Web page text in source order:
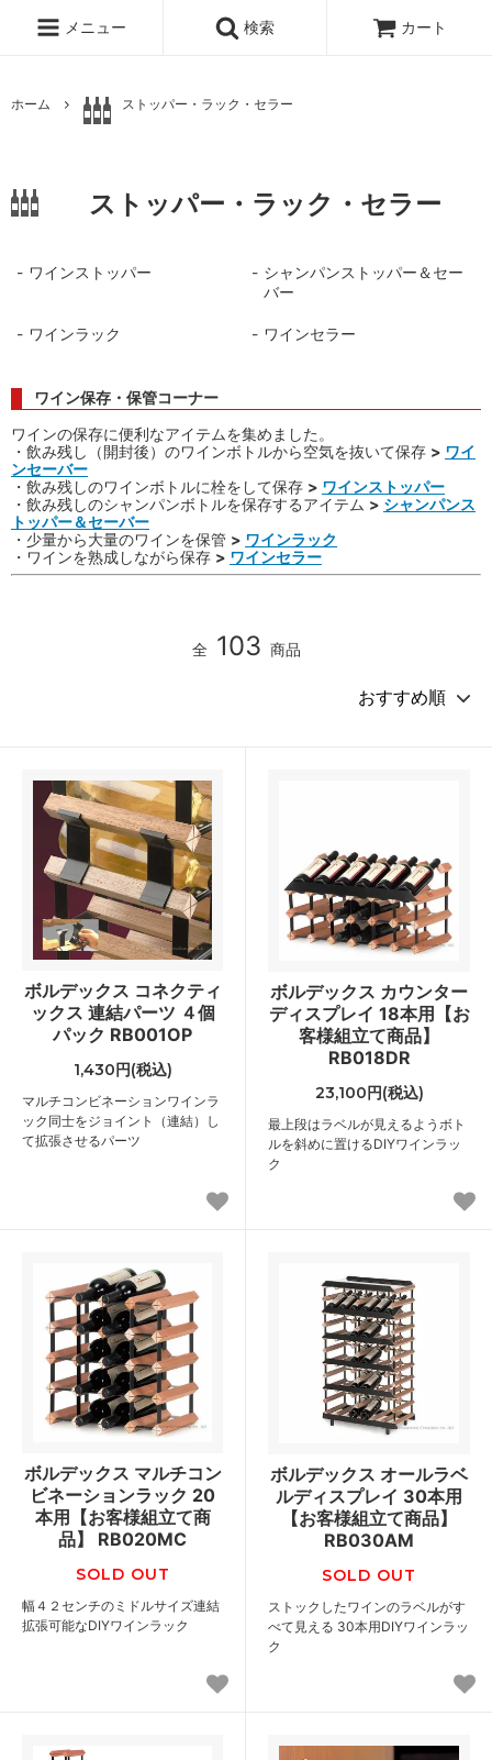
メニュー 検索 カート
ホーム ストッパー・ラック・セラー
ストッパー・ラック・セラー
ワインストッパー
シャンパンストッパー＆セー
バー
ワインラック ワインセラー
ワイン保存・保管コーナー
ワインの保存に便利なアイテムを集めました。
・飲み残し（開封後）のワインボトルから空気を抜いて保存 > ワイ
ンセーバー
・飲み残しのワインボトルに栓をして保存 > ワインストッパー
・飲み残しのシャンパンボトルを保存するアイテム > シャンパンス
トッパー＆セーバー
・少量から大量のワインを保管 > ワインラック
・ワインを熟成しながら保存 > ワインセラー
全 103 商品
ボルデックス コネクティ
ックス 連結パーツ ４個
パック RB001OP
1,430円(税込)
マルチコンビネーションワインラ
ック同士をジョイント（連結）し
て拡張させるパーツ
ボルデックス カウンター
ディスプレイ 18本用【お
客様組立て商品】
RB018DR
23,100円(税込)
最上段はラベルが見えるようボト
ルを斜めに置けるDIYワインラッ
ク
ボルデックス マルチコン
ビネーションラック 20
本用【お客様組立て商
品】 RB020MC
SOLD OUT
幅４２センチのミドルサイズ連結
拡張可能なDIYワインラック
ボルデックス オールラベ
ルディスプレイ 30本用
【お客様組立て商品】
RB030AM
SOLD OUT
ストックしたワインのラベルがす
べて見える 30本用DIYワインラッ
ク